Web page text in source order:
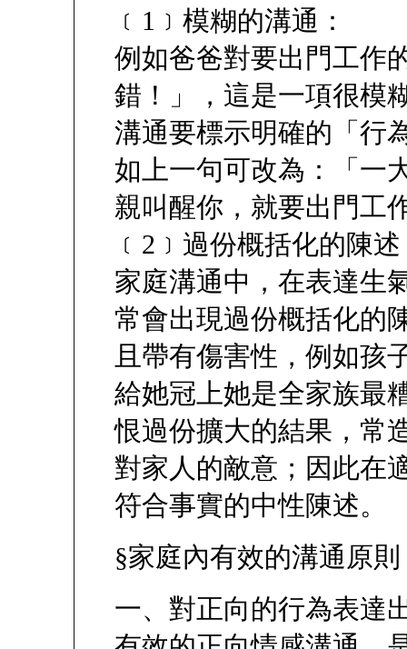
﹝1﹞模糊的溝通：
例如爸爸對要出門工作
錯！」，這是一項很模
溝通要標示明確的「行
如上一句可改為：「一
親叫醒你，就要出門工
﹝2﹞過份概括化的陳
家庭溝通中，在表達生
常會出現過份概括化的
且帶有傷害性，例如孩
給她冠上她是全家族最
恨過份擴大的結果，常
對家人的敵意；因此在
符合事實的中性陳述。
§家庭內有效的溝通原則
一、對正向的行為表達